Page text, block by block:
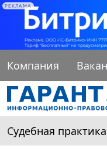
РЕКЛАМА
Компания
Судебная практика